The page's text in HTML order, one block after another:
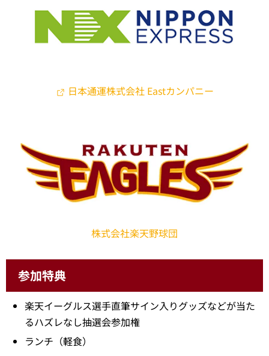
日本通運株式会社 Eastカンパニー
株式会社楽天野球団
参加特典
楽天イーグルス選手直筆サイン入りグッズなどが当た
るハズレなし抽選会参加権
ランチ（軽食）